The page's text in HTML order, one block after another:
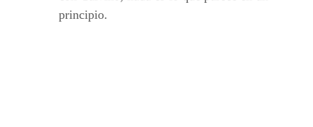
principio.